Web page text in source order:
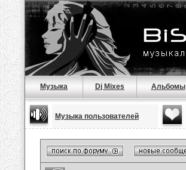
Музыка Dj Mixes Альбомы
Музыка пользователей